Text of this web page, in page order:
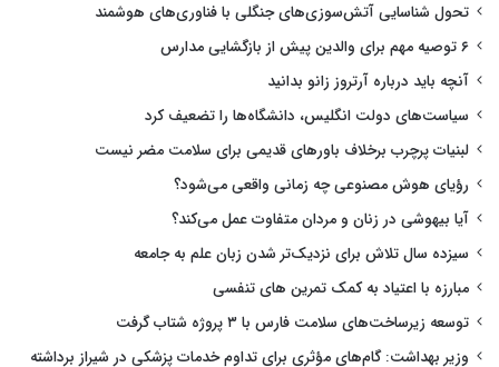
تحول شناسایی آتش‌سوزی‌های جنگلی با فناوری‌های هوشمند
۶ توصیه مهم برای والدین پیش از بازگشایی مدارس
آنچه باید درباره آرتروز زانو بدانید
سیاست‌های دولت انگلیس، دانشگاه‌ها را تضعیف کرد
لبنیات پرچرب برخلاف باورهای قدیمی برای سلامت مضر نیست
رؤیای هوش مصنوعی چه زمانی واقعی می‌شود؟
آیا بیهوشی در زنان و مردان متفاوت عمل می‌کند؟
سیزده سال تلاش برای نزدیک‌تر شدن زبان علم به جامعه
مبارزه با اعتیاد به کمک تمرین های تنفسی
توسعه زیرساخت‌های سلامت فارس با ۳ پروژه شتاب گرفت
وزیر بهداشت: گام‌های مؤثری برای تداوم خدمات پزشکی در شیراز برداشته